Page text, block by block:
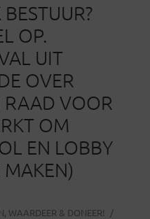
OP.
UIT
OVER
RAAD VOOR
OM
EN LOBBY
MAKEN)
, WAARDEER & DONEER!